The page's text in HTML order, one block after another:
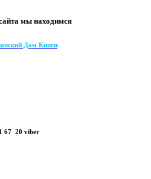
мы находимся
Дом Книги
67 20 viber